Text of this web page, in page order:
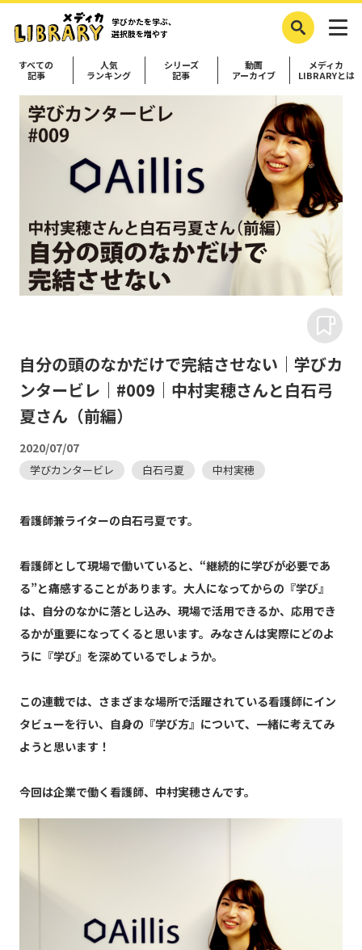
学びかたを学ぶ、
選択肢を増やす
すべての
記事
人気
ランキング
シリーズ
記事
動画
アーカイブ
メディカ
LIBRARYとは
自分の頭のなかだけで完結させない｜学びカ
ンタービレ｜#009｜中村実穂さんと白石弓
夏さん（前編）
2020/07/07
学びカンタービレ 白石弓夏 中村実穂
看護師兼ライターの白石弓夏です。
看護師として現場で働いていると、“継続的に学びが必要であ
る”と痛感することがあります。大人になってからの『学び』
は、自分のなかに落とし込み、現場で活用できるか、応用でき
るかが重要になってくると思います。みなさんは実際にどのよ
うに『学び』を深めているでしょうか。
この連載では、さまざまな場所で活躍されている看護師にイン
タビューを行い、自身の『学び方』について、一緒に考えてみ
ようと思います！
今回は企業で働く看護師、中村実穂さんです。